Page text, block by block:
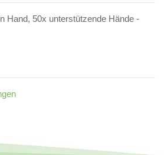
Hand, 50x unterstützende Hände -